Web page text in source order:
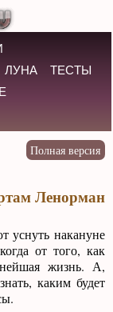
ЛУНА
ТЕСТЫ
Ленорман
уснуть накануне
от того, как
жизнь. А,
каким будет